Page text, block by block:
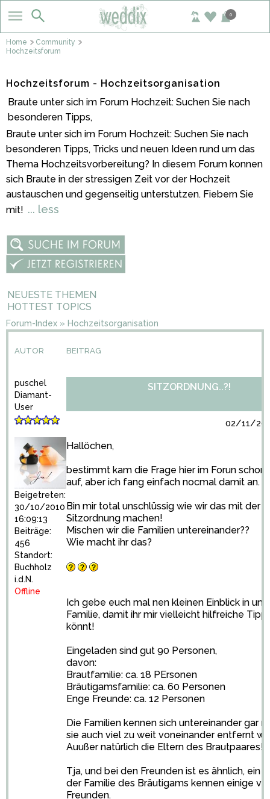
0
Home
Community
Hochzeitsforum
Hochzeitsforum - Hochzeitsorganisation
Braute unter sich im Forum Hochzeit: Suchen Sie nach
besonderen Tipps,
Braute unter sich im Forum Hochzeit: Suchen Sie nach
besonderen Tipps, Tricks und neuen Ideen rund um das
Thema Hochzeitsvorbereitung? In diesem Forum konnen
sich Braute in der stressigen Zeit vor der Hochzeit
austauschen und gegenseitig unterstutzen. Fiebern Sie
mit! ... less
NEUESTE THEMEN
HOTTEST TOPICS
Forum-Index » Hochzeitsorganisation
AUTOR BEITRAG
puschel
Diamant-
User
Beigetreten:
30/10/2010
16:09:13
Beiträge:
456
Standort:
Buchholz
i.d.N.
Offline
SITZORDNUNG..?!
02/11/
Hallöchen,
bestimmt kam die Frage hier im Forun
auf, aber ich fang einfach nocmal damit an.
Bin mir total unschlüssig wie wir das mit der
Sitzordnung machen!
Mischen wir die Familien untereinander??
Wie macht ihr das?
Ich gebe euch mal nen kleinen Einblick in
Familie, damit ihr mir vielleicht hilfreiche
könnt!
Eingeladen sind gut 90 Personen,
davon:
Brautfamilie: ca. 18 PErsonen
Bräutigamsfamilie: ca. 60 Personen
Enge Freunde: ca. 12 Personen
Die Familien kennen sich untereinander gar
sie auch viel zu weit voneinander entfernt
Auußer natürlich die Eltern des Brautpaares!
Tja, und bei den Freunden ist es ähnlich, ein
der Familie des Bräutigams kennen einige
Freunden.